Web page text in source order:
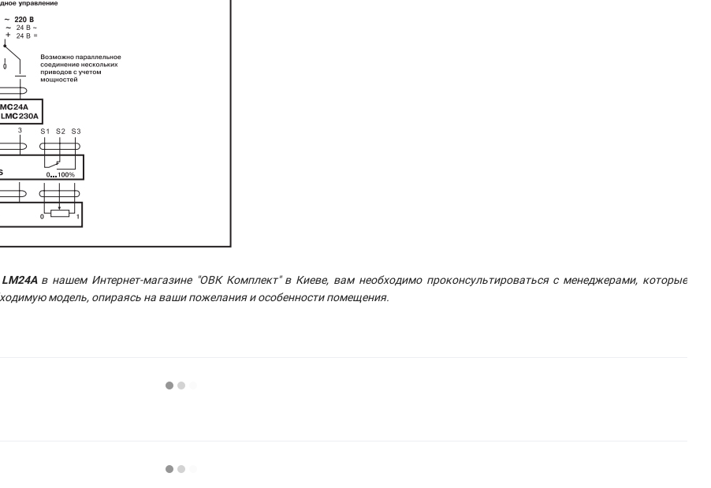
в нашем Интернет-магазине "ОВК Комплект" в Киеве, вам необходимо проконсультироваться с менеджерами, которые
модель, опираясь на ваши пожелания и особенности помещения.